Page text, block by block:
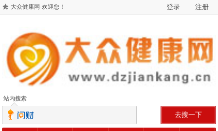
大众健康网-欢迎您！ 登录 注册
站内搜索
去搜一下